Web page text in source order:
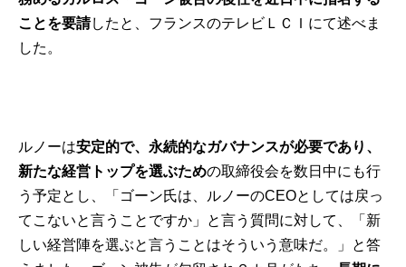
ことを要請したと、フランスのテレビ ＬＣＩ にて述べま
した。
ルノーは安定的で、永続的なガバナンスが必要であり、
新たな経営トップを選ぶための取締役会を数日中にも行
う予定とし、「ゴーン氏は、ルノーのCEOとしては戻っ
てこないと言うことですか」と言う質問に対して、「新
しい経営陣を選ぶと言うことはそういう意味だ。」と答